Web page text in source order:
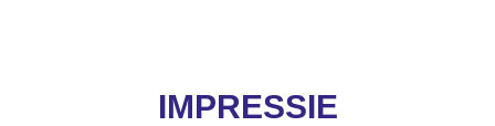
IMPRESSIE